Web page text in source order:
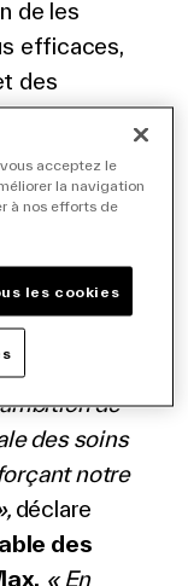
de les
efficaces,
des
et
de nos
tâches
patients.
de
des soins
notre
déclare
des
« En
acceptez le
la navigation
à nos efforts de
les cookies